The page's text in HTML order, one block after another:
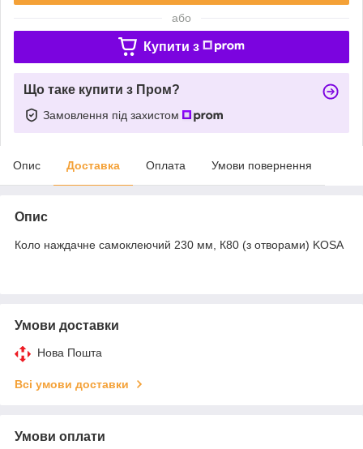
або
Купити з
Що таке купити з Пром?
Замовлення під захистом
Опис Доставка Оплата Умови повернення
Опис
Коло наждачне самоклеючий 230 мм, К80 (з отворами) KOSA
Умови доставки
Нова Пошта
Всі умови доставки
Умови оплати